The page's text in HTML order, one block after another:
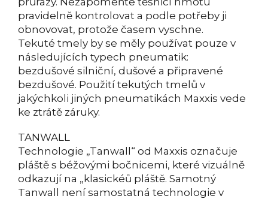
pravidelně kontrolovat a podle potřeby ji
obnovovat, protože časem vyschne.
Tekuté tmely by se měly používat pouze v
následujících typech pneumatik:
bezdušové silniční, dušové a připravené
bezdušové. Použití tekutých tmelů v
jakýchkoli jiných pneumatikách Maxxis vede
ke ztrátě záruky.
TANWALL
Technologie „Tanwall“ od Maxxis označuje
pláště s béžovými bočnicemi, které vizuálně
odkazují na „klasickéů pláště. Samotný
Tanwall není samostatná technologie v